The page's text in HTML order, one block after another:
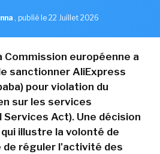
, publié le 22 Juillet 2026
Commission européenne a
sanctionner AliExpress
pour violation du
sur les services
Act). Une décision
illustre la volonté de
de réguler l'activité des